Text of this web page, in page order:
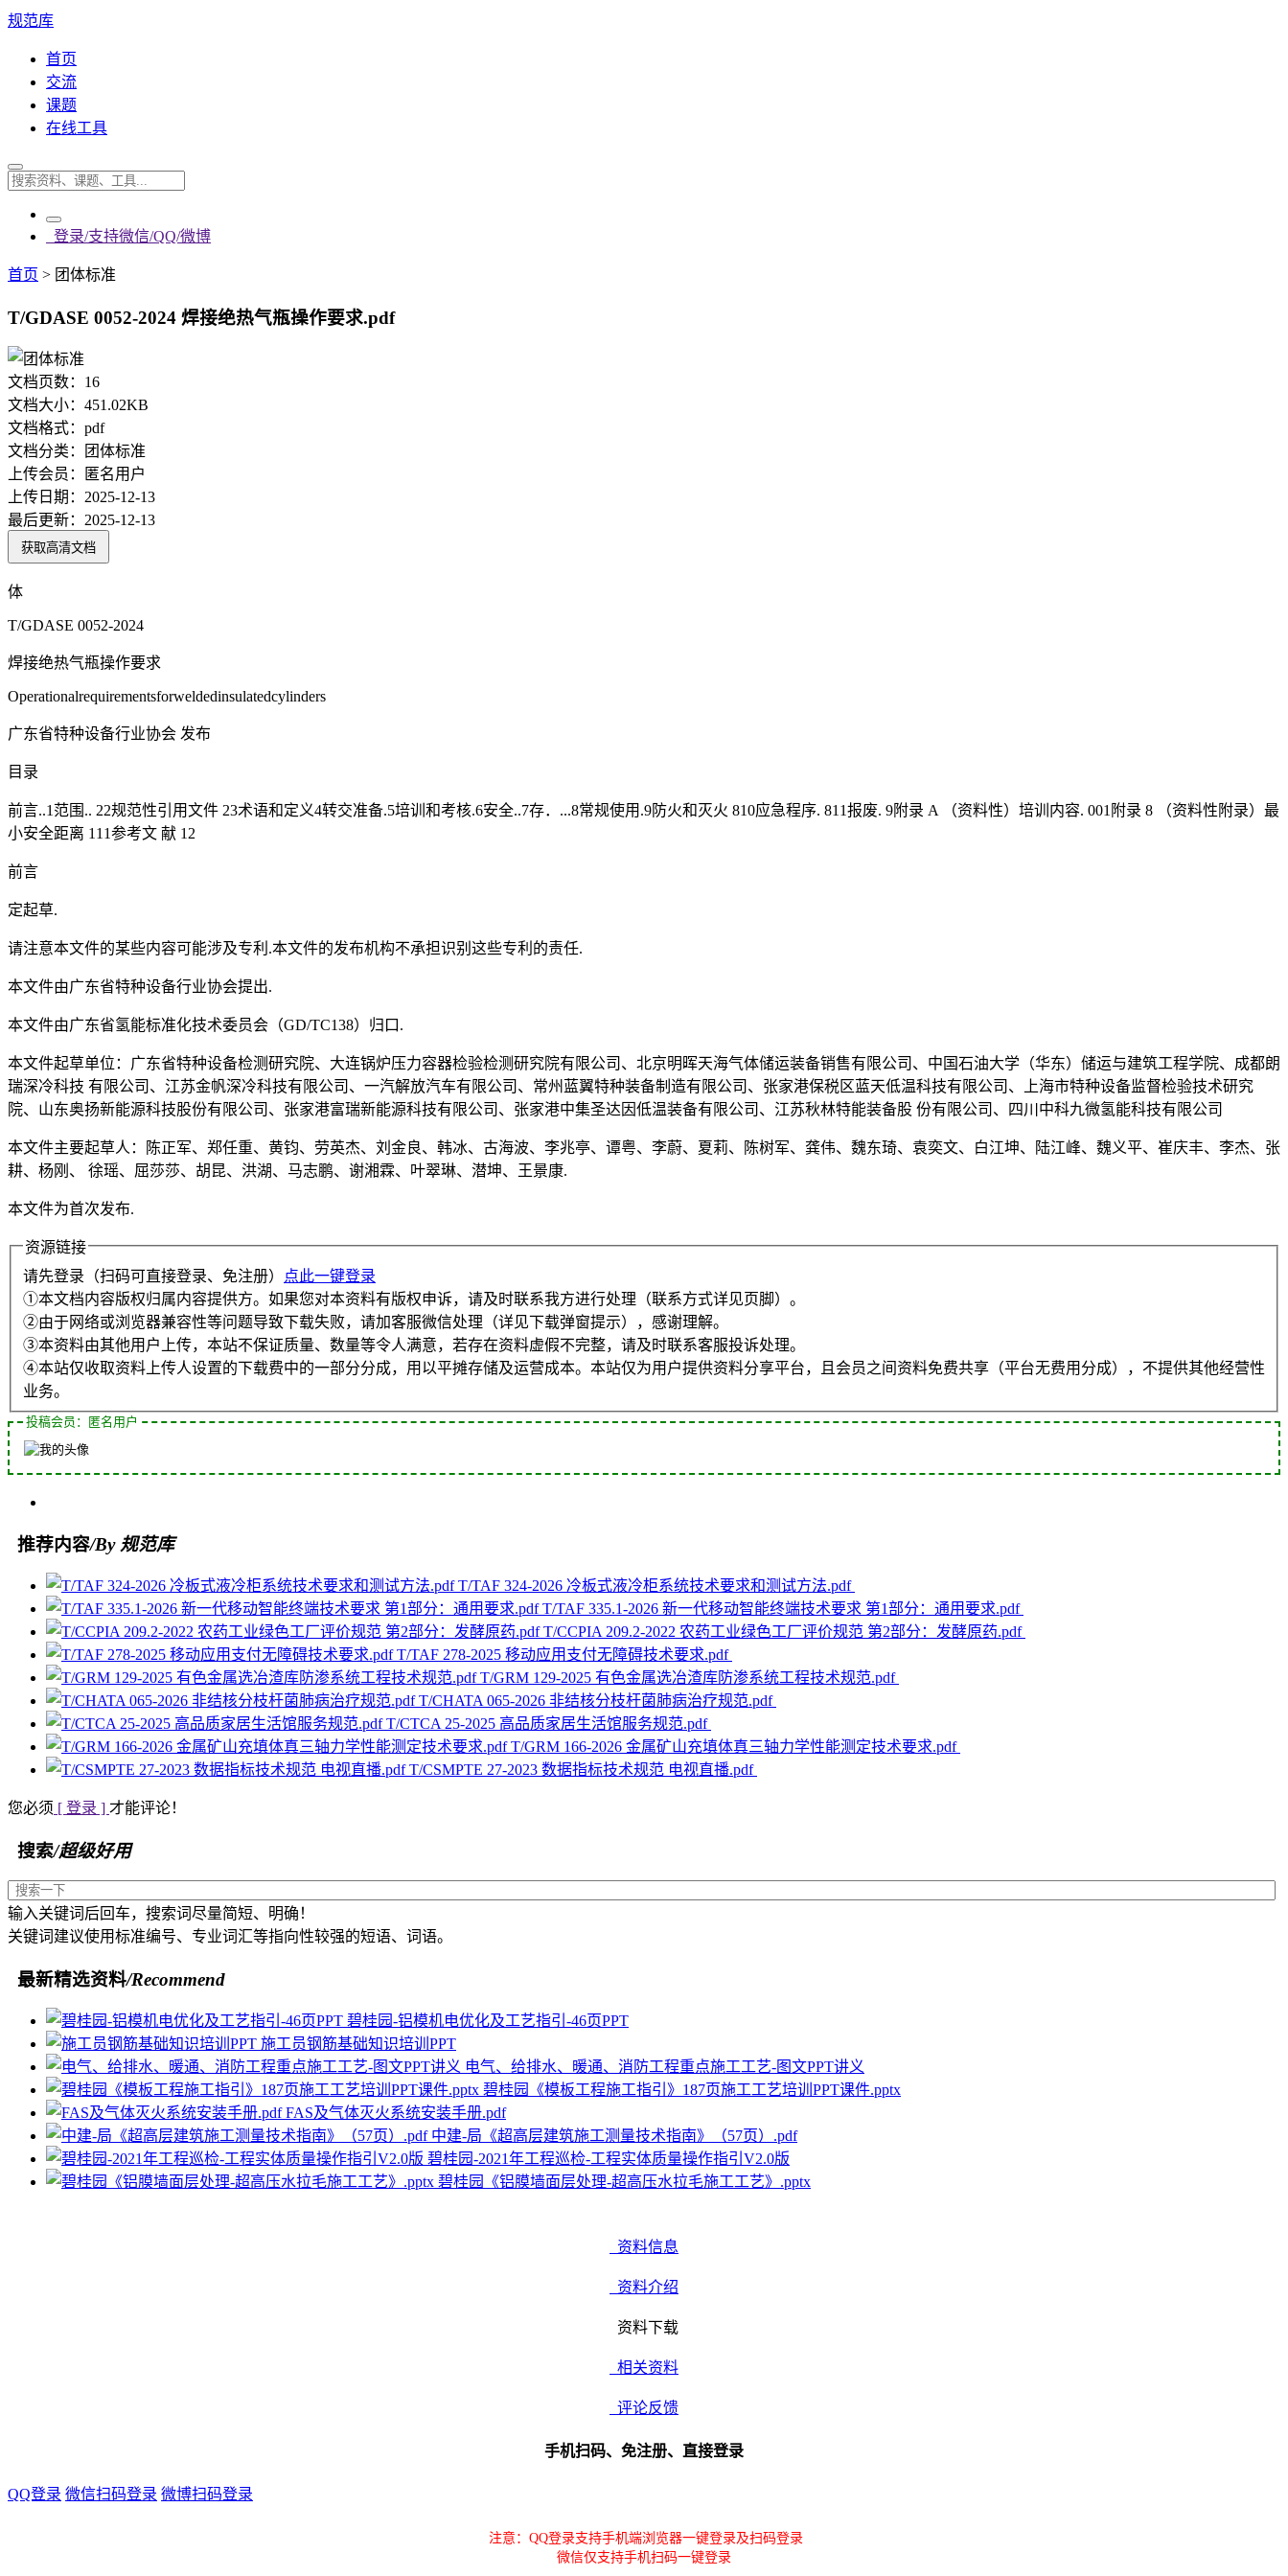
规范库
首页
交流
课题
在线工具
登录/支持微信/QQ/微博
首页 > 团体标准
T/GDASE 0052-2024 焊接绝热气瓶操作要求.pdf
文档页数： 16
文档大小： 451.02KB
文档格式： pdf
文档分类：
团体标准
上传会员：
匿名用户
上传日期： 2025-12-13
最后更新： 2025-12-13
获取高清文档
体
T/GDASE 0052-2024
焊接绝热气瓶操作要求
Operationalrequirementsforweldedinsulatedcylinders
广东省特种设备行业协会 发布
目录
前言..1范围.. 22规范性引用文件 23术语和定义4转交准备.5培训和考核.6安全..7存．...8常规使用.9防火和灭火 810应急程序. 811报废. 9附录 A （资料性）培训内容. 001附录 8 （资料性附录）最
小安全距离 111参考文 献 12
前言
定起草.
请注意本文件的某些内容可能涉及专利.本文件的发布机构不承担识别这些专利的责任.
本文件由广东省特种设备行业协会提出.
本文件由广东省氢能标准化技术委员会（GD/TC138）归口.
本文件起草单位：广东省特种设备检测研究院、大连锅炉压力容器检验检测研究院有限公司、北京明晖天海气体储运装备销售有限公司、中国石油大学（华东）储运与建筑工程学院、成都朗
瑞深冷科技 有限公司、江苏金帆深冷科技有限公司、一汽解放汽车有限公司、常州蓝翼特种装备制造有限公司、张家港保税区蓝天低温科技有限公司、上海市特种设备监督检验技术研究
院、山东奥扬新能源科技股份有限公司、张家港富瑞新能源科技有限公司、张家港中集圣达因低温装备有限公司、江苏秋林特能装备股 份有限公司、四川中科九微氢能科技有限公司
本文件主要起草人：陈正军、郑任重、黄钧、劳英杰、刘金良、韩冰、古海波、李兆亭、谭粤、李蔚、夏莉、陈树军、龚伟、魏东琦、袁奕文、白江坤、陆江峰、魏义平、崔庆丰、李杰、张
耕、杨刚、 徐瑶、屈莎莎、胡昆、洪湖、马志鹏、谢湘霖、叶翠琳、潜坤、王景康.
本文件为首次发布.
资源链接
请先登录（扫码可直接登录、免注册）
点此一键登录
①本文档内容版权归属内容提供方。如果您对本资料有版权申诉，请及时联系我方进行处理（联系方式详见页脚）。
②由于网络或浏览器兼容性等问题导致下载失败，请加客服微信处理（详见下载弹窗提示），感谢理解。
③本资料由其他用户上传，本站不保证质量、数量等令人满意，若存在资料虚假不完整，请及时联系客服投诉处理。
④本站仅收取资料上传人设置的下载费中的一部分分成，用以平摊存储及运营成本。本站仅为用户提供资料分享平台，且会员之间资料免费共享（平台无费用分成），不提供其他经营性
业务。
投稿会员：匿名用户
推荐内容/By 规范库
T/TAF 324-2026 冷板式液冷柜系统技术要求和测试方法.pdf
T/TAF 335.1-2026 新一代移动智能终端技术要求 第1部分：通用要求.pdf
T/CCPIA 209.2-2022 农药工业绿色工厂评价规范 第2部分：发酵原药.pdf
T/TAF 278-2025 移动应用支付无障碍技术要求.pdf
T/GRM 129-2025 有色金属选冶渣库防渗系统工程技术规范.pdf
T/CHATA 065-2026 非结核分枝杆菌肺病治疗规范.pdf
T/CTCA 25-2025 高品质家居生活馆服务规范.pdf
T/GRM 166-2026 金属矿山充填体真三轴力学性能测定技术要求.pdf
T/CSMPTE 27-2023 数据指标技术规范 电视直播.pdf
您必须 [ 登录 ] 才能评论！
搜索/超级好用
输入关键词后回车，搜索词尽量简短、明确！
关键词建议使用标准编号、专业词汇等指向性较强的短语、词语。
最新精选资料/Recommend
碧桂园-铝模机电优化及工艺指引-46页PPT
施工员钢筋基础知识培训PPT
电气、给排水、暖通、消防工程重点施工工艺-图文PPT讲义
碧桂园《模板工程施工指引》187页施工工艺培训PPT课件.pptx
FAS及气体灭火系统安装手册.pdf
中建-局《超高层建筑施工测量技术指南》（57页）.pdf
碧桂园-2021年工程巡检-工程实体质量操作指引V2.0版
碧桂园《铝膜墙面层处理-超高压水拉毛施工工艺》.pptx
资料信息
资料介绍
资料下载
相关资料
评论反馈
手机扫码、免注册、直接登录
QQ登录 微信扫码登录 微博扫码登录
注意：QQ登录支持手机端浏览器一键登录及扫码登录
微信仅支持手机扫码一键登录